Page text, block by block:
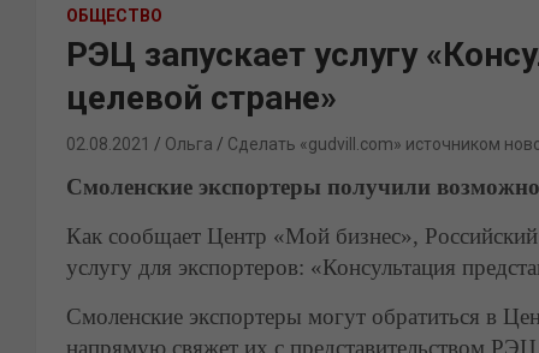
ОБЩЕСТВО
РЭЦ запускает услугу
целевой стране»
02.08.2021 Ольга Сделать «gudvill.com» источником
Смоленские экспортеры получили
Как сообщает Центр «Мой бизнес»,
услугу для экспортеров: «Консультация
Смоленские экспортеры могут обратиться в
напрямую свяжет их с представительством